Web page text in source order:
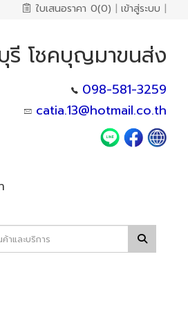
ใบเสนอราคา 0(0) | เข้าสู่ระบบ |
รี โชคบุญมาขนส่ง
098-581-3259
catia.13@hotmail.co.th